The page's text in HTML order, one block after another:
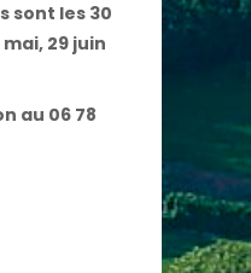
sont les 30
29 juin
au 06 78